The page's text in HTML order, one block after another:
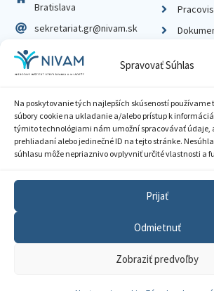
Spravovať Súhlas
Na poskytovanie tých najlepších skúseností používame
súbory cookie na ukladanie a/alebo prístup k
týmito technológiami nám umožní spracovávať údaje,
prehliadaní alebo jedinečné ID na tejto stránke.
súhlasu môže nepriaznivo ovplyvniť určité vlastnosti a
Prijať
Odmietnuť
Zobraziť predvoľby
Bratislava
sekretariat.gr@nivam.sk
IČO: 00164348
DIČ: 2020798714
Zásady ochrany súkromia
Sprístupnenie informácií
GDPR